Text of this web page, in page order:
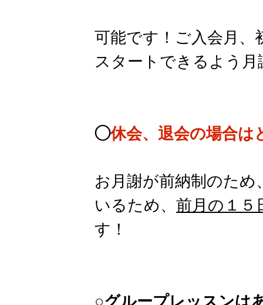
可能です！ご入会月
スタートできるよう
◯休会、退会の場合は
お月謝が前納制のた
いるため、 前月の１５
す！
○グループレッスンは